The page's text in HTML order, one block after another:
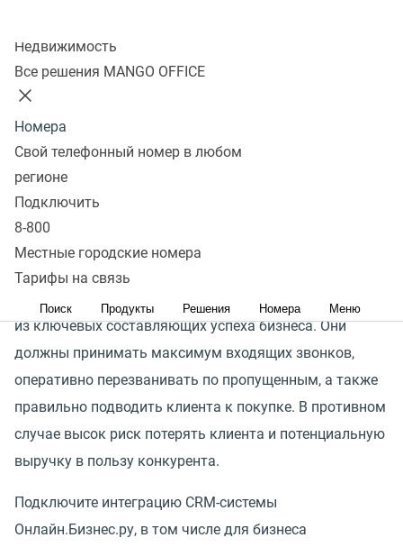
Недвижимость
Все решения MANGO OFFICE
Номера
Свой телефонный номер в любом
регионе
Подключить
8-800
Местные городские номера
Тарифы на связь
Поиск Продукты Решения Номера Меню
на 23%
на 17%
на 9,8%рост среднего чека*
из ключевых составляющих успеха бизнеса. Они
должны принимать максимум входящих звонков,
оперативно перезванивать по пропущенным, а также
правильно подводить клиента к покупке. В противном
случае высок риск потерять клиента и потенциальную
выручку в пользу конкурента.
Подключите интеграцию CRM-системы
Онлайн.Бизнес.ру, в том числе для бизнеса